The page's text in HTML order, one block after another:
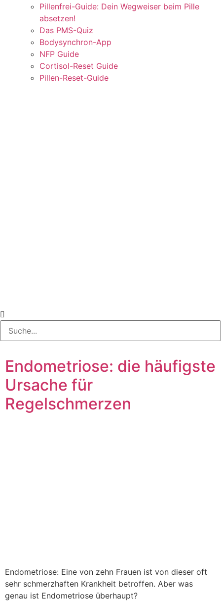
Pillenfrei-Guide: Dein Wegweiser beim Pille
absetzen!
Das PMS-Quiz
Bodysynchron-App
NFP Guide
Cortisol-Reset Guide
Pillen-Reset-Guide
Endometriose: die häufigste
Ursache für
Regelschmerzen
Endometriose: Eine von zehn Frauen ist von dieser oft
sehr schmerzhaften Krankheit betroffen. Aber was
genau ist Endometriose überhaupt?